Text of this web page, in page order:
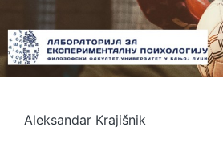
Aleksandar Krajišnik